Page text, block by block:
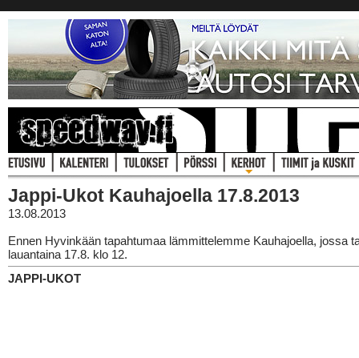
Jappi-Ukot Kauhajoella 17.8.2013
13.08.2013
Ennen Hyvinkään tapahtumaa lämmittelemme Kauhajoella, jossa
lauantaina 17.8. klo 12.
JAPPI-UKOT